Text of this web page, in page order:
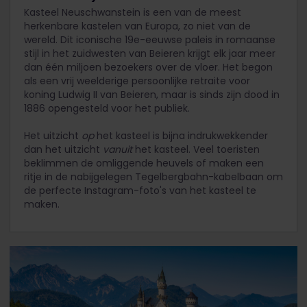
Kasteel Neuschwanstein is een van de meest
herkenbare kastelen van Europa, zo niet van de
wereld. Dit iconische 19e-eeuwse paleis in romaanse
stijl in het zuidwesten van Beieren krijgt elk jaar meer
dan één miljoen bezoekers over de vloer. Het begon
als een vrij weelderige persoonlijke retraite voor
koning Ludwig II van Beieren, maar is sinds zijn dood in
1886 opengesteld voor het publiek.
Het uitzicht ophet kasteel is bijna indrukwekkender
dan het uitzicht vanuithet kasteel. Veel toeristen
beklimmen de omliggende heuvels of maken een
ritje in de nabijgelegen Tegelbergbahn-kabelbaan om
de perfecte Instagram-foto's van het kasteel te
maken.